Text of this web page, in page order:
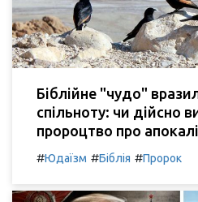
Біблійне "чудо"
спільноту: чи дійсно
пророцтво про
#Юдаїзм #Біблія #Пророк